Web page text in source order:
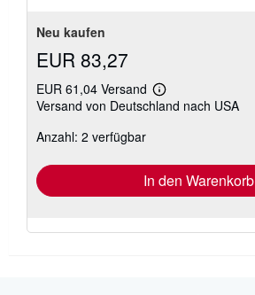
Neu kaufen
EUR 83,27
EUR 61,04 Versand
Weitere
Informationen
Versand von Deutschland nach USA
Anzahl: 2 verfügbar
In den Warenkorb